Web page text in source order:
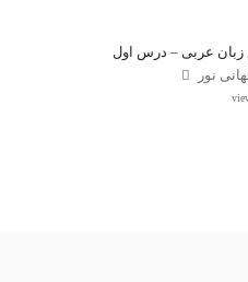
زبان عربی – درس اول
نور